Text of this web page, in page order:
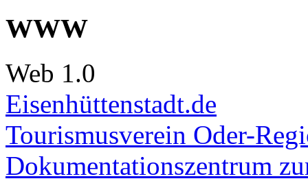
WWW
Web 1.0
Eisenhüttenstadt.de
Tourismusverein Oder-
Dokumentationszentrum